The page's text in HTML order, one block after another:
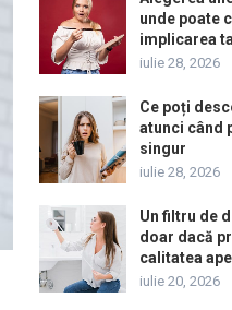
unde poate
implicarea ta
iulie 28, 2026
Ce poți
atunci când
singur
iulie 28, 2026
Un filtru de
doar dacă
calitatea
iulie 20, 2026